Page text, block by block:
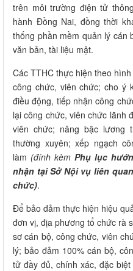
trên môi trường điện tử
hành Đồng Nai, đồng thời
thống phần mềm quản lý cán
văn bản, tài liệu mật.
Các TTHC thực hiện theo
công chức, viên chức; cho ý
điều động, tiếp nhận công
lại công chức, viên chức lãnh
viên chức; nâng bậc lương
thường xuyên; xếp ngạch
làm (đính kèm Phụ lục
nhận tại Sở Nội vụ liên
chức).
Để bảo đảm thực hiện hiệu
đơn vị, địa phương tổ chức rà
sơ cán bộ, công chức, viên
lý; bảo đảm 100% cán bộ,
tử đầy đủ, chính xác, đặc